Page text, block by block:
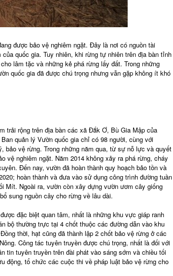
được bảo vệ nghiêm ngặt. Đây là nơi có nguồn tài
quốc gia. Tuy nhiên, khi rừng tự nhiên trên địa bàn tỉnh
lâm tặc và những kẻ phá rừng lấy đất. Trong những
quốc gia đã được chú trọng nhưng vẫn gặp không ít khó
trải rộng trên địa bàn các xã Đắk Ơ, Bù Gia Mập của
quản lý Vườn quốc gia chỉ có 98 người, cùng với
bảo vệ rừng. Trong những năm qua, từ sự nỗ lực và quyết
vệ nghiêm ngặt. Năm 2014 không xảy ra phá rừng, cháy
Đến nay, vườn đã hoàn thành quy hoạch bảo tồn và
hoàn thành và đưa vào sử dụng công trình đường tuần
Mít. Ngoài ra, vườn còn xây dựng vườn ươm cây giống
sung nguồn cây cho rừng về lâu dài.
đặc biệt quan tâm, nhất là những khu vực giáp ranh
bộ thường trực tại 4 chốt thuộc các đường dẫn vào khu
thời, hạt cũng đã thành lập 2 chốt bảo vệ rừng ở các
Công tác tuyên truyền được chú trọng, nhất là đối với
tin tuyên truyền trên đài phát vào sáng sớm và chiều tối
động, tổ chức các cuộc thi về pháp luật bảo vệ rừng cho